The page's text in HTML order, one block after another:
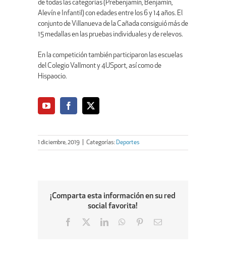
de todas las categorías (Prebenjamín, Benjamín,
Alevín e Infantil) con edades entre los 6 y 14 años. El
conjunto de Villanueva de la Cañada consiguió más de
15 medallas en las pruebas individuales y de relevos.
En la competición también participaron las escuelas
del Colegio Vallmont y 4USport, así como de
Hispaocio.
1 diciembre, 2019 Categorías: Deportes
¡Comparta esta información en su red
social favorita!
Facebook
LinkedInWhatsApp
PinterestEmail